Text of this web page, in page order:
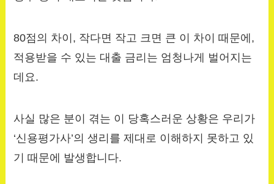
80점의 차이, 작다면 작고 크면 큰 이 차이 때문에,
적용받을 수 있는 대출 금리는 엄청나게 벌어지는
데요.
사실 많은 분이 겪는 이 당혹스러운 상황은 우리가
‘신용평가사’의 생리를 제대로 이해하지 못하고 있
기 때문에 발생합니다.